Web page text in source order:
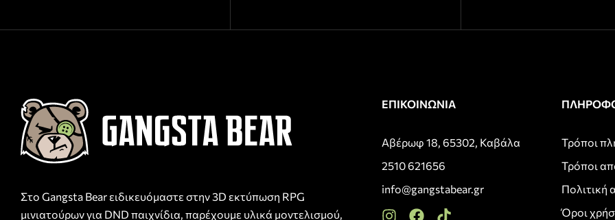
Στο Gangsta Bear ειδικευόμαστε στην 3D εκτύπωση RPG
μινιατούρων για DND παιχνίδια, παρέχουμε υλικά μοντελισμού,
ΕΠΙΚΟΙΝΩΝΙΑ
Αβέρωφ 18, 65302, Καβάλα
2510 621656
info@gangstabear.gr
Τρόποι
Τρόποι
Πολιτική
Όροι